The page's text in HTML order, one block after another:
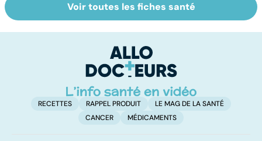
Tout savoir sur
les infections
Inflammation des
amygdales : que
d'angine ?
Voir toutes les fiches santé
RECETTES RAPPEL PRODUIT
LE MAG DE LA SANTÉ
CANCER
MÉDICAMENTS